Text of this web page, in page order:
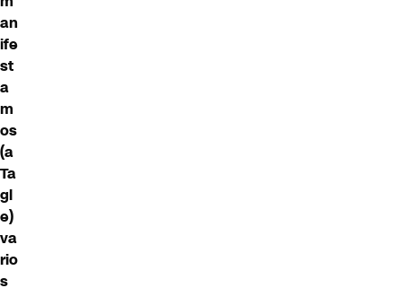
an
ife
st
a
m
os
(a
Ta
gl
e)
va
rio
s